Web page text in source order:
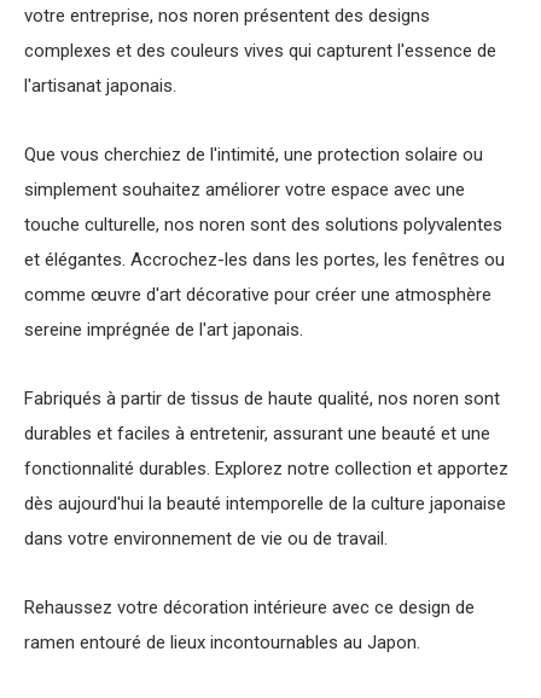
votre entreprise, nos noren présentent des designs
complexes et des couleurs vives qui capturent l'essence de
l'artisanat japonais.
Que vous cherchiez de l'intimité, une protection solaire ou
simplement souhaitez améliorer votre espace avec une
touche culturelle, nos noren sont des solutions polyvalentes
et élégantes. Accrochez-les dans les portes, les fenêtres ou
comme œuvre d'art décorative pour créer une atmosphère
sereine imprégnée de l'art japonais.
Fabriqués à partir de tissus de haute qualité, nos noren sont
durables et faciles à entretenir, assurant une beauté et une
fonctionnalité durables. Explorez notre collection et apportez
dès aujourd'hui la beauté intemporelle de la culture japonaise
dans votre environnement de vie ou de travail.
Rehaussez votre décoration intérieure avec ce design de
ramen entouré de lieux incontournables au Japon.